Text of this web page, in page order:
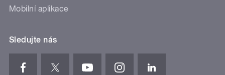
Mobilní aplikace
Sledujte nás